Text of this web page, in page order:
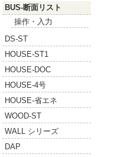
BUS-断面リスト
操作・入力
DS-ST
HOUSE-ST1
HOUSE-DOC
HOUSE-4号
HOUSE-省エネ
WOOD-ST
WALL シリーズ
DAP